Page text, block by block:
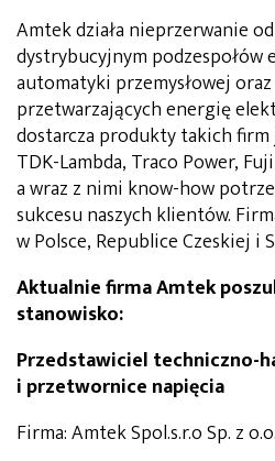
Amtek działa nieprzerwanie
dystrybucyjnym podzespołów
automatyki przemysłowej
przetwarzających energię
dostarcza produkty takich firm
TDK-Lambda, Traco Power,
a wraz z nimi know-how
sukcesu naszych klientów.
w Polsce, Republice Czeskiej i
Aktualnie firma Amtek
stanowisko:
Przedstawiciel techniczno-
i przetwornice napięcia
Firma: Amtek Spol.s.r.o Sp. z